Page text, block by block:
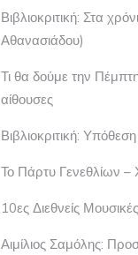
Βιβλιοκριτική: Στα
Αθανασιάδου)
Τι θα δούμε την
αίθουσες
Βιβλιοκριτική:
Το Πάρτυ Γενεθλίων –
10ες Διεθνείς
Αιμίλιος Σαμόλης: